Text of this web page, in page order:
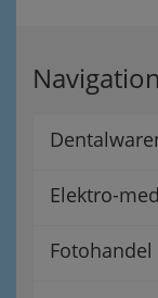
Navigation
Elektro-
Fotohandel